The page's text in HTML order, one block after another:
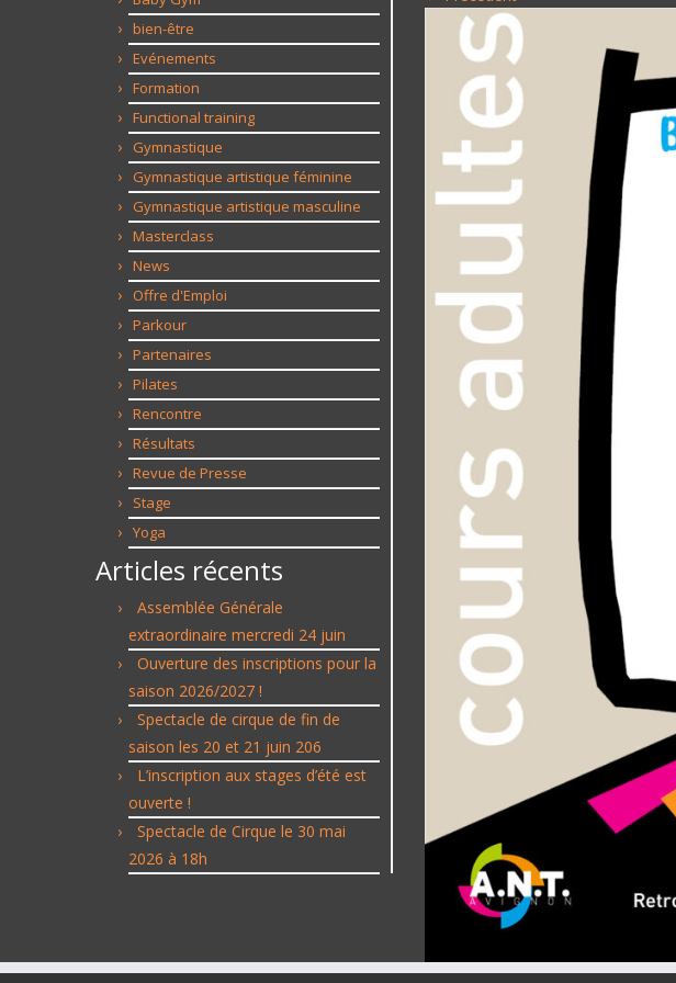
bien-être
Evénements
Formation
Functional training
Gymnastique
Gymnastique artistique féminine
Gymnastique artistique masculine
Masterclass
News
Offre d'Emploi
Parkour
Partenaires
Pilates
Rencontre
Résultats
Revue de Presse
Stage
Yoga
Articles récents
Assemblée Générale
extraordinaire mercredi 24 juin
Ouverture des inscriptions pour la
saison 2026/2027 !
Spectacle de cirque de fin de
saison les 20 et 21 juin 206
L’inscription aux stages d’été est
ouverte !
Spectacle de Cirque le 30 mai
2026 à 18h